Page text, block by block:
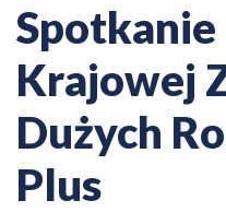
Spotkanie
Krajowej
Dużych
Plus